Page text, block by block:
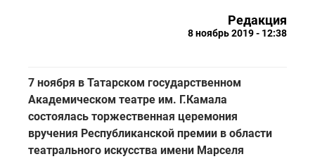
Редакция
8 ноябрь 2019 - 12:38
7 ноября в Татарском государственном
Академическом театре им. Г.Камала
состоялась торжественная церемония
вручения Республиканской премии в области
театрального искусства имени Марселя